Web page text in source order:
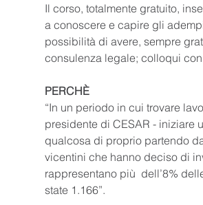
Il corso, totalmente gratuito,
a conoscere e capire gli
possibilità di avere, sempre
consulenza legale; colloqui
PERCHÈ
“In un periodo in cui trovare
presidente di CESAR - iniziare
qualcosa di proprio partendo
vicentini che hanno deciso di
rappresentano più  dell’8%
state 1.166”.